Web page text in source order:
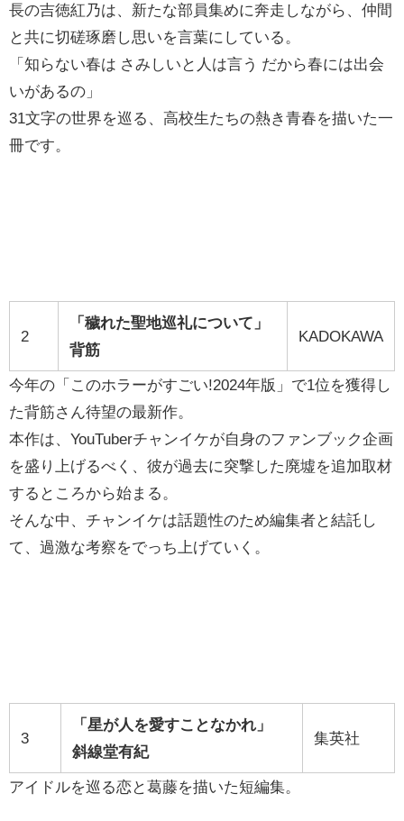
長の吉徳紅乃は、新たな部員集めに奔走しながら、仲間
と共に切磋琢磨し思いを言葉にしている。
「知らない春は さみしいと人は言う だから春には出会
いがあるの」
31文字の世界を巡る、高校生たちの熱き青春を描いた一
冊です。
2
「穢れた聖地巡礼について」
背筋
KADOKAWA
今年の「このホラーがすごい!2024年版」で1位を獲得し
た背筋さん待望の最新作。
本作は、YouTuberチャンイケが自身のファンブック企画
を盛り上げるべく、彼が過去に突撃した廃墟を追加取材
するところから始まる。
そんな中、チャンイケは話題性のため編集者と結託し
て、過激な考察をでっち上げていく。
3
「星が人を愛すことなかれ」
斜線堂有紀
集英社
アイドルを巡る恋と葛藤を描いた短編集。